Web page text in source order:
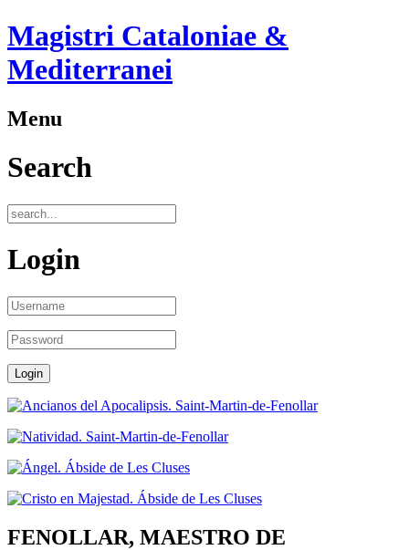
Magistri Cataloniae &
Mediterranei
Menu
Search
Login
FENOLLAR, MAESTRO DE